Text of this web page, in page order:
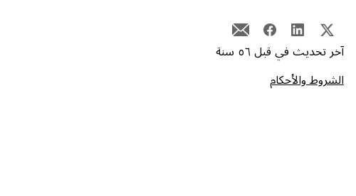
آخر تحديث في قبل ٥٦ سنة
الشروط والأحكام